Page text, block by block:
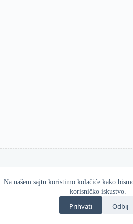
Na našem sajtu koristimo kolačiće kako
korisničko iskustvo.
Prihvati Odbij
Esos d.o.o. 2026
Kvalitetne i udobne čarape, helanke,